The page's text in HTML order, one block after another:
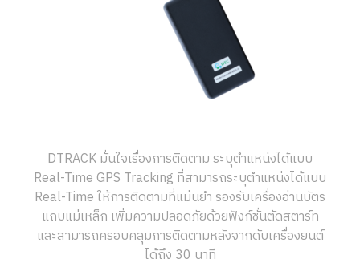
DTRACK มั่นใจเรื่องการติดตาม ระบุตำแหน่งได้แบบ
Real-Time GPS Tracking ที่สามารถระบุตำแหน่งได้แบบ
Real-Time ให้การติดตามที่แม่นยำ รองรับเครื่องอ่านบัตร
แถบแม่เหล็ก เพิ่มความปลอดภัยด้วยฟังก์ชั่นตัดสตาร์ท
และสามารถครอบคลุมการติดตามหลังจากดับเครื่องยนต์
ได้ถึง 30 นาที